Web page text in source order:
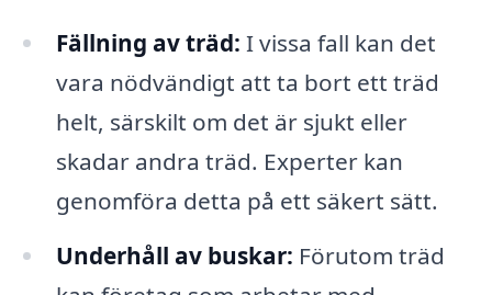
Fällning av träd: I vissa fall kan det
vara nödvändigt att ta bort ett träd
helt, särskilt om det är sjukt eller
skadar andra träd. Experter kan
genomföra detta på ett säkert sätt.
Underhåll av buskar: Förutom träd